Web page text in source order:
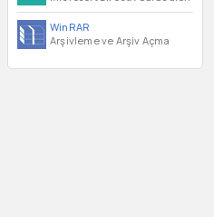
WinRAR
Arşivleme ve Arşiv Açma